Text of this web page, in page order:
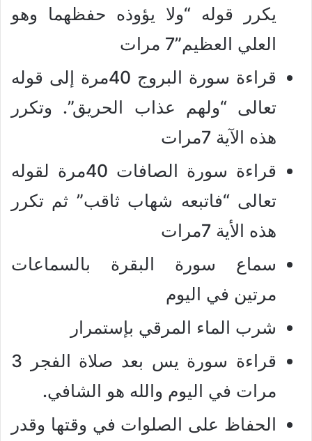
يكرر قوله “ولا يؤوذه حفظهما وهو
العلي العظيم”7 مرات
قراءة سورة البروج 40مرة إلى قوله
تعالى “ولهم عذاب الحريق”. وتكرر
هذه الآية 7مرات
قراءة سورة الصافات 40مرة لقوله
تعالى “فاتبعه شهاب ثاقب” ثم تكرر
هذه الأية 7مرات
سماع سورة البقرة بالسماعات
مرتين في اليوم
شرب الماء المرقي بإستمرار
قراءة سورة يس بعد صلاة الفجر 3
مرات في اليوم والله هو الشافي.
الحفاظ على الصلوات في وقتها وقدر